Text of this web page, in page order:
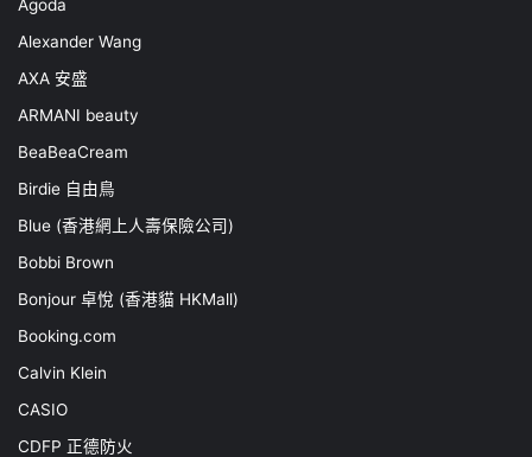
Agoda
Alexander Wang
AXA 安盛
ARMANI beauty
BeaBeaCream
Birdie 自由鳥
Blue (香港網上人壽保險公司)
Bobbi Brown
Bonjour 卓悅 (香港貓 HKMall)
Booking.com
Calvin Klein
CASIO
CDFP 正德防火